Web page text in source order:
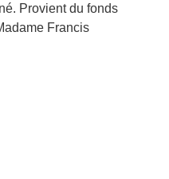
Provient du fonds
Francis